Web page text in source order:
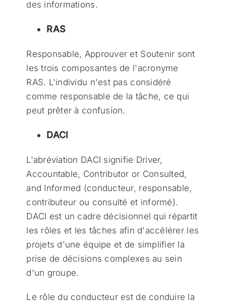
des informations.
RAS
Responsable, Approuver et Soutenir sont
les trois composantes de l'acronyme
RAS. L'individu n'est pas considéré
comme responsable de la tâche, ce qui
peut prêter à confusion.
DACI
L'abréviation DACI signifie Driver,
Accountable, Contributor or Consulted,
and Informed (conducteur, responsable,
contributeur ou consulté et informé).
DACI est un cadre décisionnel qui répartit
les rôles et les tâches afin d'accélérer les
projets d'une équipe et de simplifier la
prise de décisions complexes au sein
d'un groupe.
Le rôle du conducteur est de conduire la